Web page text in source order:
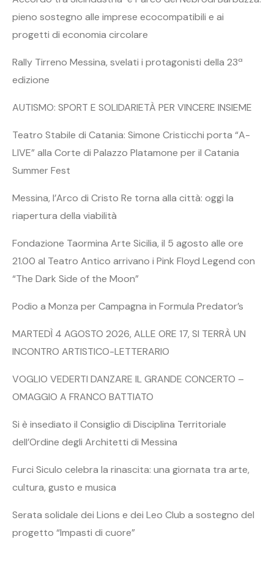
pieno sostegno alle imprese ecocompatibili e ai
progetti di economia circolare
Rally Tirreno Messina, svelati i protagonisti della 23ª
edizione
AUTISMO: SPORT E SOLIDARIETÀ PER VINCERE INSIEME
Teatro Stabile di Catania: Simone Cristicchi porta “A-
LIVE” alla Corte di Palazzo Platamone per il Catania
Summer Fest
Messina, l’Arco di Cristo Re torna alla città: oggi la
riapertura della viabilità
Fondazione Taormina Arte Sicilia, il 5 agosto alle ore
21.00 al Teatro Antico arrivano i Pink Floyd Legend con
“The Dark Side of the Moon”
Podio a Monza per Campagna in Formula Predator’s
MARTEDÌ 4 AGOSTO 2026, ALLE ORE 17, SI TERRÀ UN
INCONTRO ARTISTICO-LETTERARIO
VOGLIO VEDERTI DANZARE IL GRANDE CONCERTO –
OMAGGIO A FRANCO BATTIATO
Si è insediato il Consiglio di Disciplina Territoriale
dell’Ordine degli Architetti di Messina
Furci Siculo celebra la rinascita: una giornata tra arte,
cultura, gusto e musica
Serata solidale dei Lions e dei Leo Club a sostegno del
progetto “Impasti di cuore”